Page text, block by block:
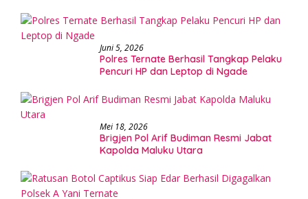
Juni 5, 2026
Polres Ternate Berhasil Tangkap Pelaku
Pencuri HP dan Leptop di Ngade
Mei 18, 2026
Brigjen Pol Arif Budiman Resmi Jabat
Kapolda Maluku Utara